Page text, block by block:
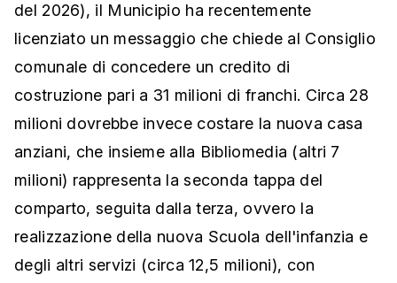
del 2026), il Municipio ha recentemente
licenziato un messaggio che chiede al Consiglio
comunale di concedere un credito di
costruzione pari a 31 milioni di franchi. Circa 28
milioni dovrebbe invece costare la nuova casa
anziani, che insieme alla Bibliomedia (altri 7
milioni) rappresenta la seconda tappa del
comparto, seguita dalla terza, ovvero la
realizzazione della nuova Scuola dell'infanzia e
degli altri servizi (circa 12,5 milioni), con